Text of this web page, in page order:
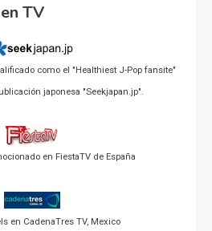
TV
como el "Healthiest J-Pop fansite"
japonesa "Seekjapan.jp".
en FiestaTV de España
en CadenaTres TV, Mexico